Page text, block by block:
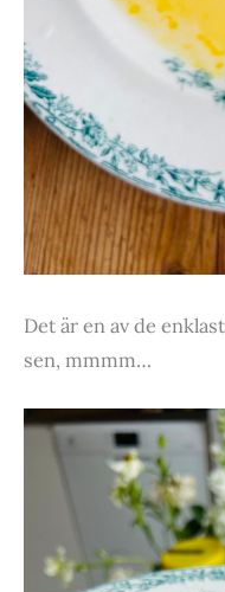
Det är en av de
sen, mmmm…